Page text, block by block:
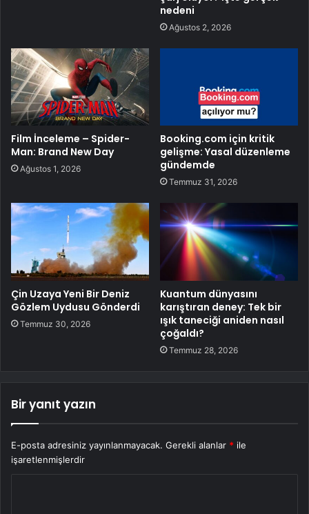
nedeni
Ağustos 2, 2026
Film İnceleme – Spider-
Man: Brand New Day
Ağustos 1, 2026
Booking.com için kritik
gelişme: Yasal düzenleme
gündemde
Temmuz 31, 2026
Çin Uzaya Yeni Bir Deniz
Gözlem Uydusu Gönderdi
Temmuz 30, 2026
Kuantum dünyasını
karıştıran deney: Tek bir
ışık taneciği aniden nasıl
çoğaldı?
Temmuz 28, 2026
Bir yanıt yazın
E-posta adresiniz yayınlanmayacak. Gerekli alanlar * ile
işaretlenmişlerdir